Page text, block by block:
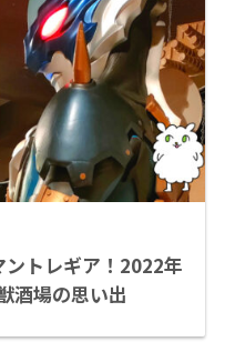
ントレギア！2022年
酒場の思い出